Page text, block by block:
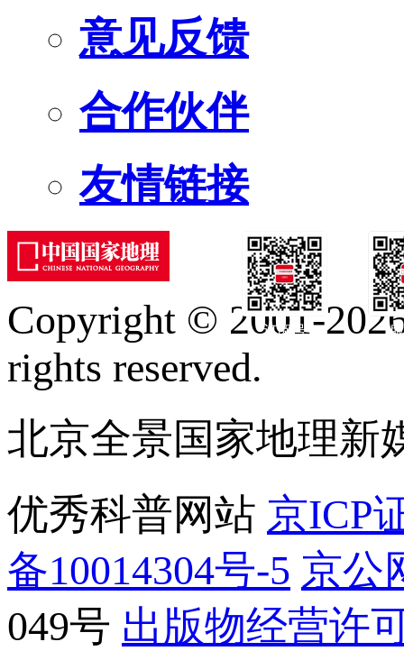
意见反馈
合作伙伴
友情链接
订阅号
Copyright © 2001-
rights reserved.
北京全景国家地理新
优秀科普网站 京ICP
备10014304号-5 京公
049号 出版物经营许